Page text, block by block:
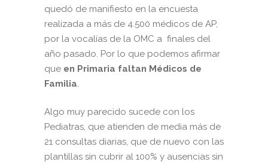
quedó de manifiesto en la encuesta
realizada a más de 4.500 médicos de AP,
por la vocalías de la OMC a finales del
año pasado. Por lo que podemos afirmar
que en Primaria faltan Médicos de
Familia.
Algo muy parecido sucede con los
Pediatras, que atienden de media más de
21 consultas diarias, que de nuevo con las
plantillas sin cubrir al 100% y ausencias sin